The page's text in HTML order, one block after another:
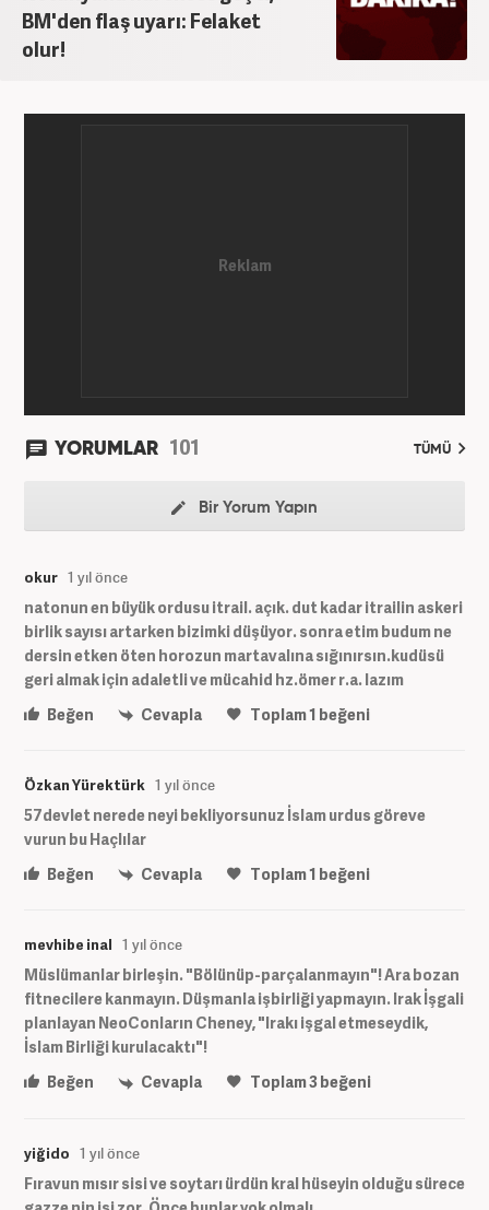
BM'den flaş uyarı: Felaket
olur!
YORUMLAR 101 TÜMÜ
Bir Yorum Yapın
okur 1 yıl önce
natonun en büyük ordusu itrail. açık. dut kadar itrailin askeri
birlik sayısı artarken bizimki düşüyor. sonra etim budum ne
dersin etken öten horozun martavalına sığınırsın.kudüsü
geri almak için adaletli ve mücahid hz.ömer r.a. lazım
Beğen
Cevapla Toplam1 beğeni
Özkan Yürektürk 1 yıl önce
57devlet nerede neyi bekliyorsunuz İslam urdus göreve
vurun bu Haçlılar
Beğen
Cevapla Toplam1 beğeni
mevhibe inal 1 yıl önce
Müslümanlar birleşin. "Bölünüp-parçalanmayın"! Ara bozan
fitnecilere kanmayın. Düşmanla işbirliği yapmayın. Irak İşgali
planlayan NeoConların Cheney, "Irakı işgal etmeseydik,
İslam Birliği kurulacaktı"!
Beğen
Cevapla Toplam3beğeni
yiğido 1 yıl önce
Fıravun mısır sisi ve soytarı ürdün kral hüseyin olduğu sürece